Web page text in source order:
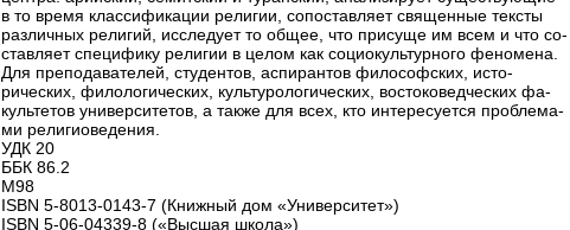
в то время классификации религии, сопоставляет священные тексты
различных религий, исследует то общее, что присуще им всем и что со-
ставляет специфику религии в целом как социокультурного феномена.
Для преподавателей, студентов, аспирантов философских, исто-
рических, филологических, культурологических, востоковедческих фа-
культетов университетов, а также для всех, кто интересуется проблема-
ми религиоведения.
УДК 20
ББК 86.2
М98
ISBN 5-8013-0143-7 (Книжный дом «Университет»)
ISBN 5-06-04339-8 («Высшая школа»)